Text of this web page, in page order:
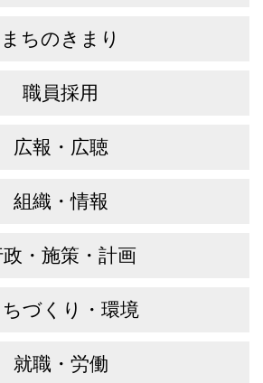
まちのきまり
職員採用
広報・広聴
組織・情報
・施策・計画
ちづくり・環境
就職・労働